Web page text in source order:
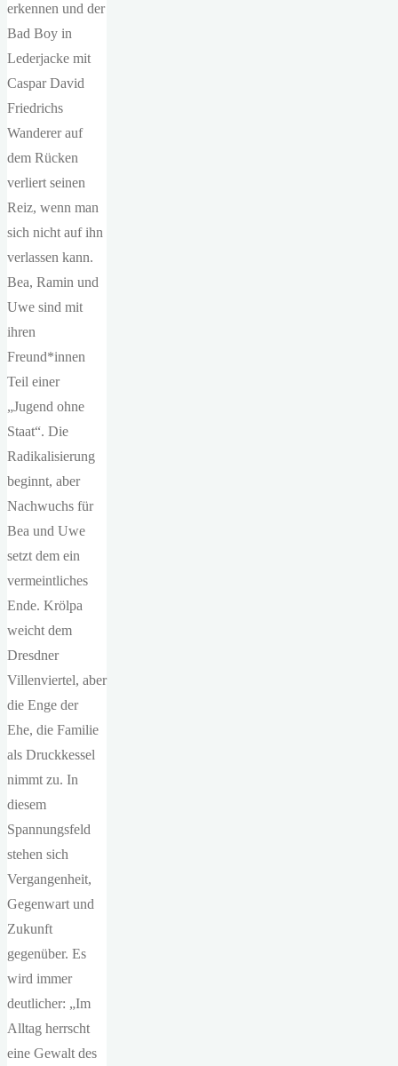
erkennen und der
Bad Boy in
Lederjacke mit
Caspar David
Friedrichs
Wanderer auf
dem Rücken
verliert seinen
Reiz, wenn man
sich nicht auf ihn
verlassen kann.
Bea, Ramin und
Uwe sind mit
ihren
Freund*innen
Teil einer
„Jugend ohne
Staat“. Die
Radikalisierung
beginnt, aber
Nachwuchs für
Bea und Uwe
setzt dem ein
vermeintliches
Ende. Krölpa
weicht dem
Dresdner
Villenviertel, aber
die Enge der
Ehe, die Familie
als Druckkessel
nimmt zu. In
diesem
Spannungsfeld
stehen sich
Vergangenheit,
Gegenwart und
Zukunft
gegenüber. Es
wird immer
deutlicher: „Im
Alltag herrscht
eine Gewalt des